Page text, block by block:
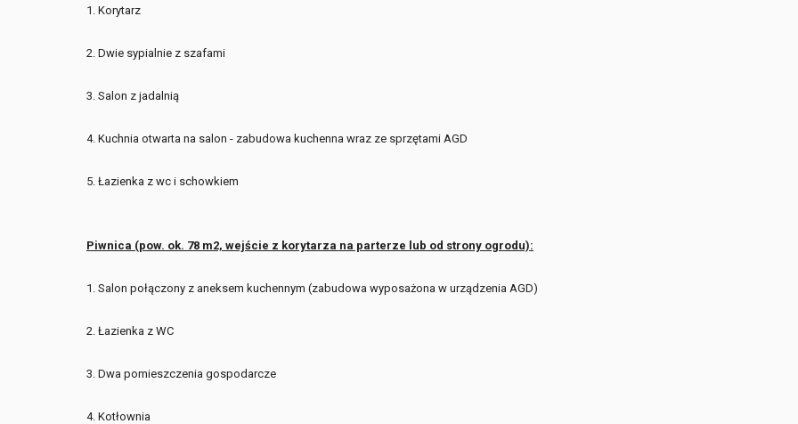
1. Korytarz
2. Dwie sypialnie z szafami
3. Salon z jadalnią
4. Kuchnia otwarta na salon - zabudowa kuchenna wraz ze sprzętami AGD
5. Łazienka z wc i schowkiem
Piwnica (pow. ok. 78 m2, wejście z korytarza na parterze lub od strony ogrodu):
1. Salon połączony z aneksem kuchennym (zabudowa wyposażona w urządzenia AGD)
2. Łazienka z WC
3. Dwa pomieszczenia gospodarcze
4. Kotłownia